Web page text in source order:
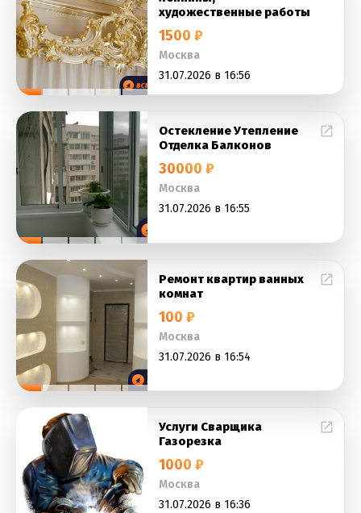
художественные работы
1500 ₽
Москва
31.07.2026 в 16:56
Остекление Утепление
Отделка Балконов
30000 ₽
Москва
31.07.2026 в 16:55
Ремонт квартир ванных
комнат
100 ₽
Москва
31.07.2026 в 16:54
Услуги Сварщика
Газорезка
1000 ₽
Москва
31.07.2026 в 16:36